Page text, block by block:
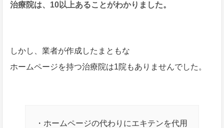
治療院は、10以上あることがわかりました。
しかし、業者が作成したまともな
ホームページを持つ治療院は1院もありませんでした。
・ホームページの代わりにエキテンを代用